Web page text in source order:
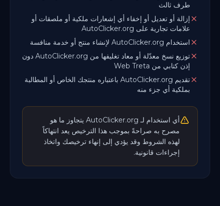
طرف ثالث
إزالة أو تعديل أو إخفاء أي إشعارات ملكية أو ملصقات أو
علامات تجارية على AutoClicker.org
استخدام AutoClicker.org لإنشاء منتج أو خدمة منافسة
توزيع نسخ معدّلة أو معاد تغليفها من AutoClicker.org دون
إذن كتابي من Web Treta
تقديم AutoClicker.org باعتباره منتجك الخاص أو المطالبة
بملكية أي جزء منه
أي استخدام لـ AutoClicker.org يتجاوز ما هو
مصرح به صراحةً بموجب هذا الترخيص يعد انتهاكاً
لهذه الشروط وقد يؤدي إلى إنهاء ترخيصك واتخاذ
إجراءات قانونية.